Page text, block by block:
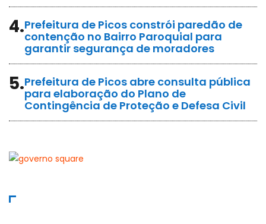
4.Prefeitura de Picos constrói paredão de
contenção no Bairro Paroquial para
garantir segurança de moradores
5.Prefeitura de Picos abre consulta pública
para elaboração do Plano de
Contingência de Proteção e Defesa Civil